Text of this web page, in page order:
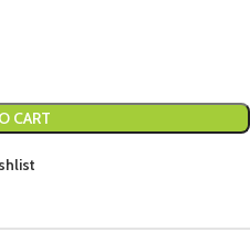
CART